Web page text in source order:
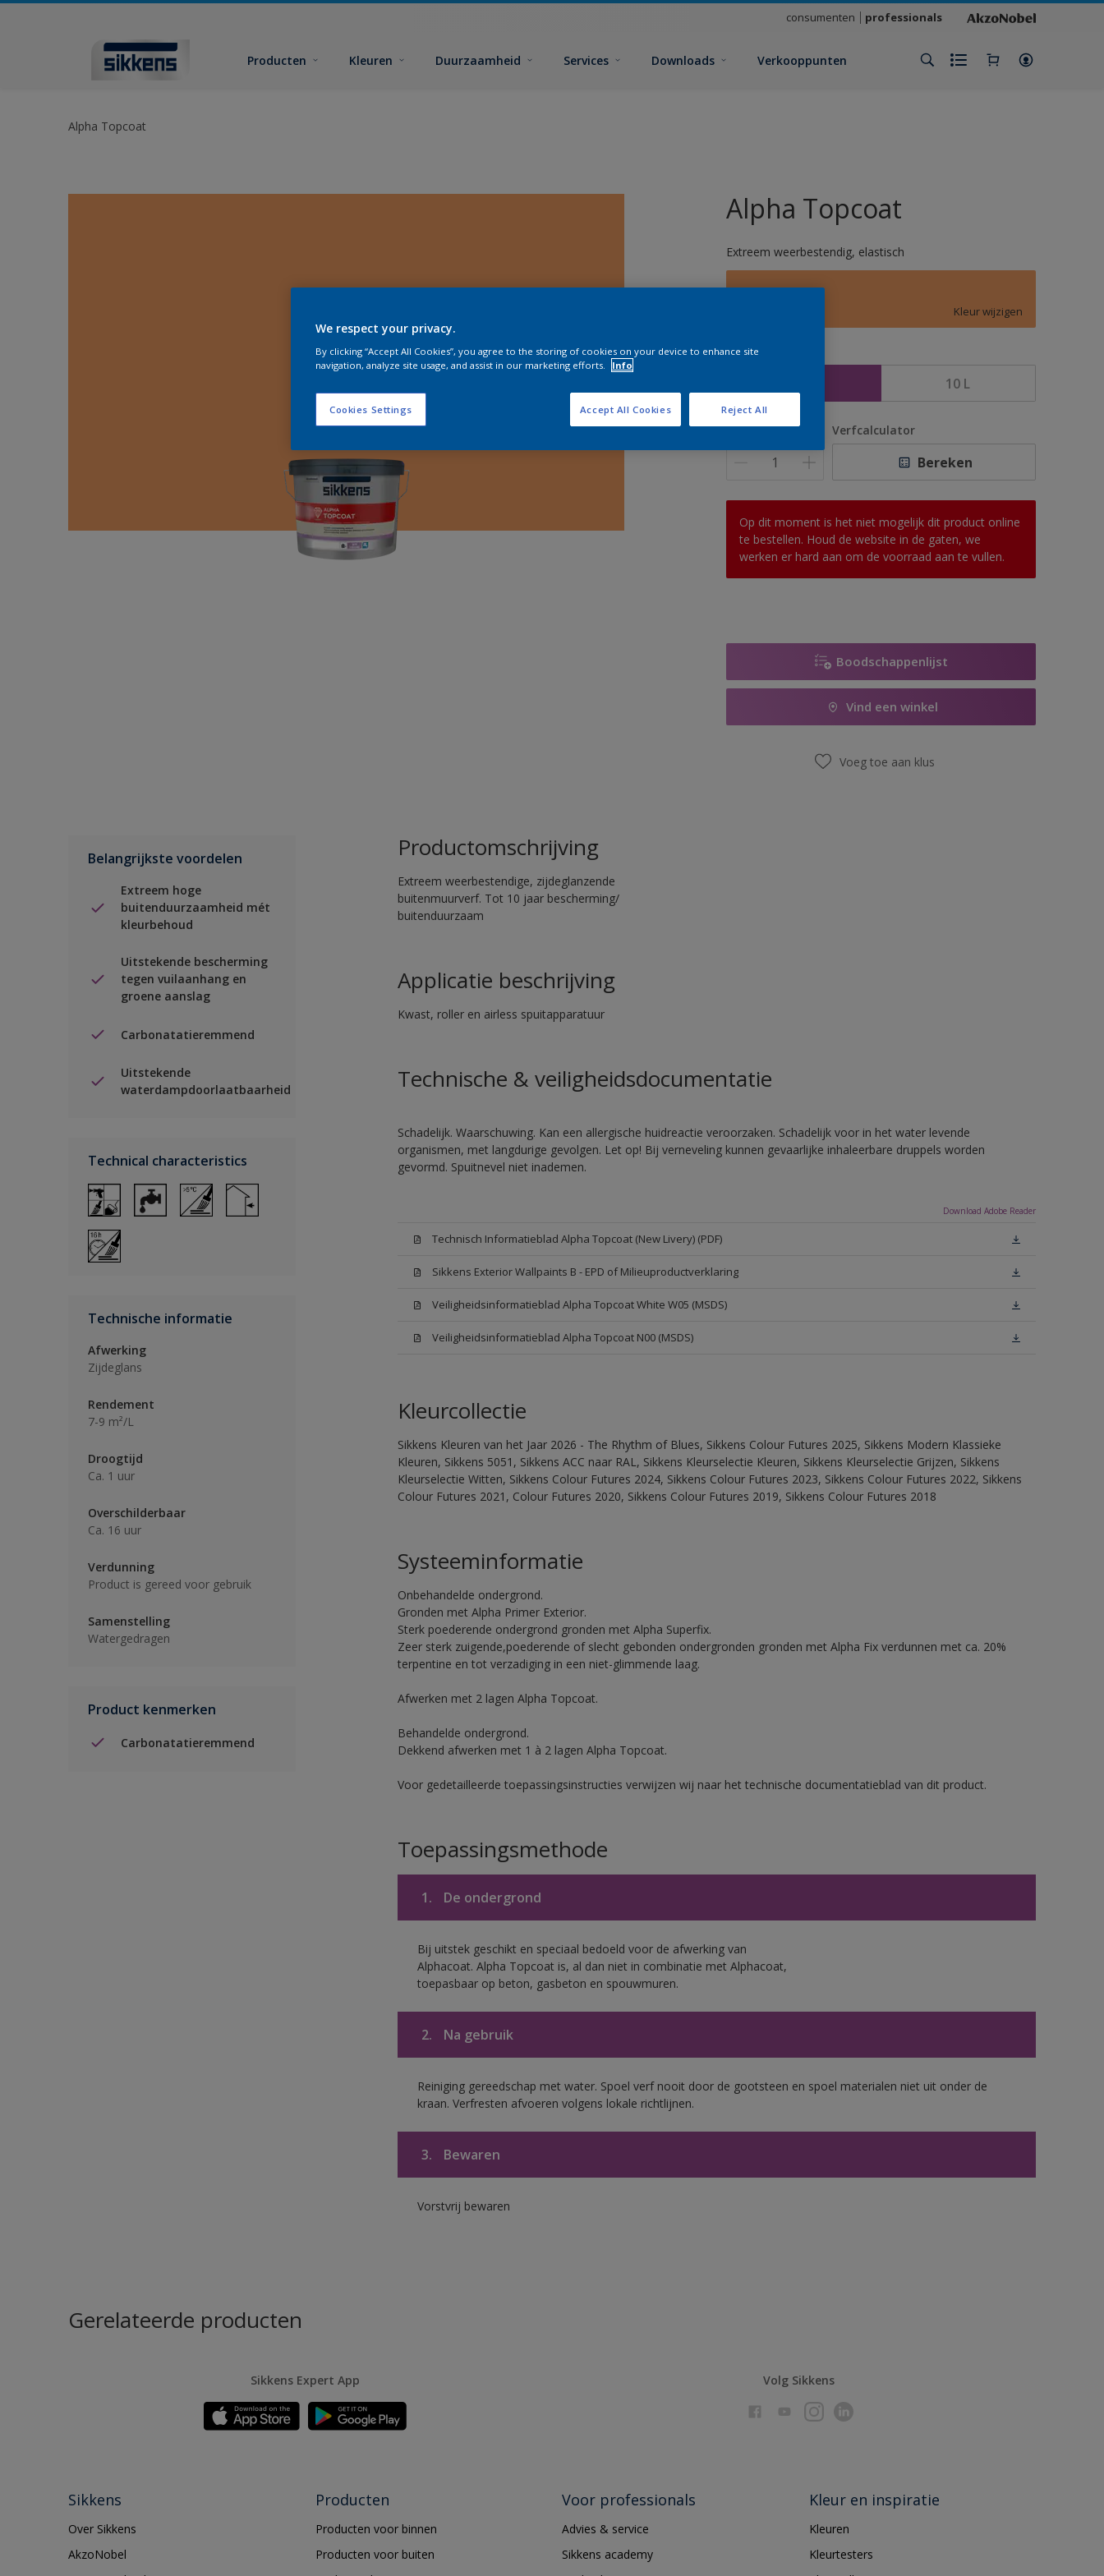
consumenten professionals
Producten Kleuren Duurzaamheid Services Downloads Verkooppunten
Alpha Topcoat
Alpha Topcoat
Extreem weerbestendig, elastisch
E1.39.67
Kleur wijzigen
Grootte
10 L
Aantal Verfcalculator
Bereken
Op dit moment is het niet mogelijk dit product online
te bestellen. Houd de website in de gaten, we
werken er hard aan om de voorraad aan te vullen.
Boodschappenlijst
Vind een winkel
Voeg toe aan klus
Belangrijkste voordelen
Extreem hoge
buitenduurzaamheid mét
kleurbehoud
Uitstekende bescherming
tegen vuilaanhang en
groene aanslag
Carbonatatieremmend
Uitstekende
waterdampdoorlaatbaarheid
Technical characteristics
Technische informatie
Afwerking
Zijdeglans
Rendement
7-9 m²/L
Droogtijd
Ca. 1 uur
Overschilderbaar
Ca. 16 uur
Verdunning
Product is gereed voor gebruik
Samenstelling
Watergedragen
Product kenmerken
Carbonatatieremmend
Productomschrijving
Extreem weerbestendige, zijdeglanzende
buitenmuurverf. Tot 10 jaar bescherming/
buitenduurzaam
Applicatie beschrijving
Kwast, roller en airless spuitapparatuur
Technische & veiligheidsdocumentatie
Schadelijk. Waarschuwing. Kan een allergische huidreactie veroorzaken. Schadelijk voor in het water levende
organismen, met langdurige gevolgen. Let op! Bij verneveling kunnen gevaarlijke inhaleerbare druppels worden
gevormd. Spuitnevel niet inademen.
Download Adobe Reader
Technisch Informatieblad Alpha Topcoat (New Livery) (PDF)
Sikkens Exterior Wallpaints B - EPD of Milieuproductverklaring
Veiligheidsinformatieblad Alpha Topcoat White W05 (MSDS)
Veiligheidsinformatieblad Alpha Topcoat N00 (MSDS)
Kleurcollectie
Sikkens Kleuren van het Jaar 2026 - The Rhythm of Blues, Sikkens Colour Futures 2025, Sikkens Modern Klassieke
Kleuren, Sikkens 5051, Sikkens ACC naar RAL, Sikkens Kleurselectie Kleuren, Sikkens Kleurselectie Grijzen, Sikkens
Kleurselectie Witten, Sikkens Colour Futures 2024, Sikkens Colour Futures 2023, Sikkens Colour Futures 2022, Sikkens
Colour Futures 2021, Colour Futures 2020, Sikkens Colour Futures 2019, Sikkens Colour Futures 2018
Systeeminformatie
Onbehandelde ondergrond.
Gronden met Alpha Primer Exterior.
Sterk poederende ondergrond gronden met Alpha Superfix.
Zeer sterk zuigende,poederende of slecht gebonden ondergronden gronden met Alpha Fix verdunnen met ca. 20%
terpentine en tot verzadiging in een niet-glimmende laag.
Afwerken met 2 lagen Alpha Topcoat.
Behandelde ondergrond.
Dekkend afwerken met 1 à 2 lagen Alpha Topcoat.
Voor gedetailleerde toepassingsinstructies verwijzen wij naar het technische documentatieblad van dit product.
Toepassingsmethode
1. De ondergrond
Bij uitstek geschikt en speciaal bedoeld voor de afwerking van
Alphacoat. Alpha Topcoat is, al dan niet in combinatie met Alphacoat,
toepasbaar op beton, gasbeton en spouwmuren.
2. Na gebruik
Reiniging gereedschap met water. Spoel verf nooit door de gootsteen en spoel materialen niet uit onder de
kraan. Verfresten afvoeren volgens lokale richtlijnen.
3. Bewaren
Vorstvrij bewaren
Gerelateerde producten
Sikkens Expert App Volg Sikkens
Sikkens
Over Sikkens
AkzoNobel
Producten
Producten voor binnen
Producten voor buiten
Voor professionals
Advies & service
Sikkens academy
Kleur en inspiratie
Kleuren
Kleurtesters
We respect your privacy.
By clicking “Accept All Cookies”, you agree to the storing of cookies on your device to enhance site
navigation, analyze site usage, and assist in our marketing efforts.
Info
Cookies Settings Reject All
Accept All Cookies